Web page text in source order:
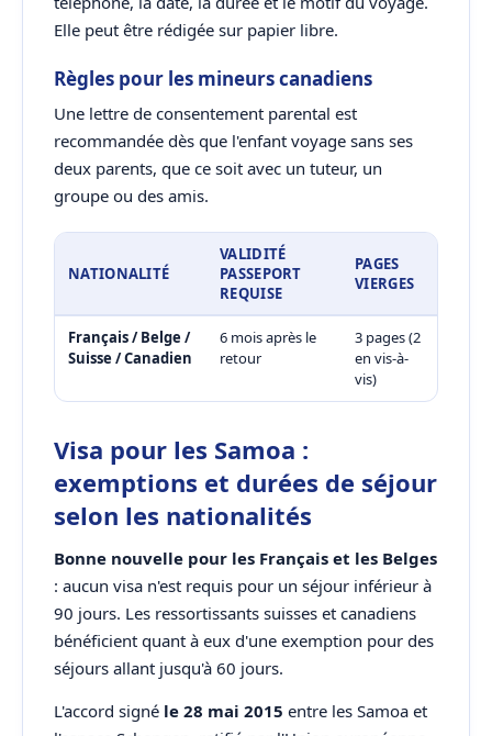
Elle peut être rédigée sur papier libre.
Règles pour les mineurs canadiens
Une lettre de consentement parental est
recommandée dès que l'enfant voyage sans ses
deux parents, que ce soit avec un tuteur, un
groupe ou des amis.
NATIONALITÉ
VALIDITÉ
PASSEPORT
REQUISE
PAGES
VIERGES
Français / Belge /
Suisse / Canadien
6 mois après le
retour
3 pages (2
en vis-à-
vis)
Visa pour les Samoa :
exemptions et durées de séjour
selon les nationalités
Bonne nouvelle pour les Français et les Belges
: aucun visa n'est requis pour un séjour inférieur à
90 jours. Les ressortissants suisses et canadiens
bénéficient quant à eux d'une exemption pour des
séjours allant jusqu'à 60 jours.
L'accord signé le 28 mai 2015 entre les Samoa et